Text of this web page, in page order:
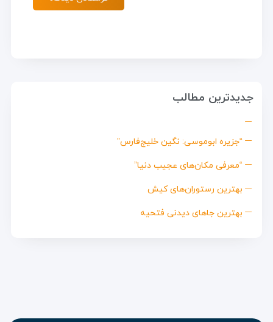
جدیدترین مطالب
“جزیره ابوموسی: نگین خلیج‌فارس”
“معرفی مکان‌های عجیب دنیا”
بهترین رستوران‌های کیش
بهترین جاهای دیدنی فتحیه